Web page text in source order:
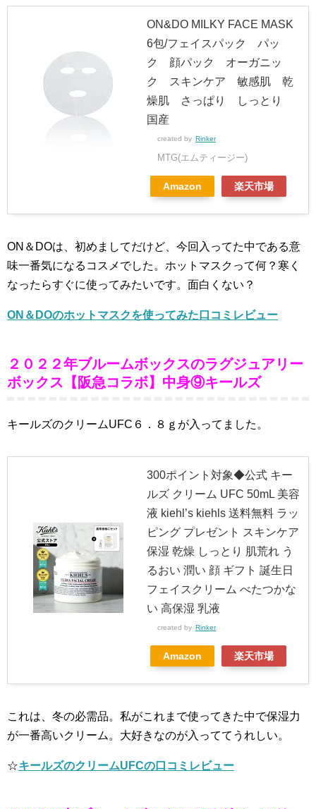
ON&DO MILKY FACE MASK
6包/フェイスパック パッ
ク 顔パック オーガニッ
ク スキンケア 敏感肌 乾
燥肌 さっぱり しっとり
国産
created by Rinker
MTG(エムティージー)
Amazon 楽天市場
ON＆DOは、初めましてだけど、今回入ってた中である意
味一番気になるコスメでした。ホットマスクって何？寒く
なったらすぐに使ってみたいです。面白くない？
ON＆DOのホットマスクを使ってみた口コミレビュー
２０２２年ブルームボックスのラグジュアリー
ボックス【阪急コラボ】中身⑨キールズ
キールズのクリームUFC６．８ｇが入ってました。
300ポイント対象◆公式 キー
ルズ クリーム UFC 50mL 美容
液 kiehl’s kiehls 送料無料 ラッ
ピング プレゼント スキンケア
保湿 乾燥 しっとり 肌荒れ う
るおい 潤い 顔 ギフト 誕生日
フェイスクリーム べたつかな
い 高保湿 乳液
created by Rinker
Amazon 楽天市場
これは、冬の必需品。私がこれまで使ってきた中で保湿力
が一番高いクリーム。大好きなのが入っててうれしい。
☆キールズのクリームUFCの口コミレビュー